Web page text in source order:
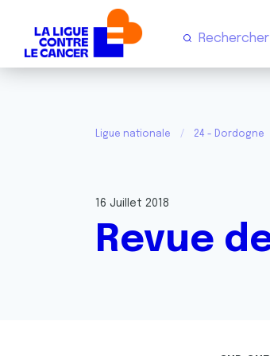
Ligue nationale 24 - Dordogne
16 Juillet 2018
Revue